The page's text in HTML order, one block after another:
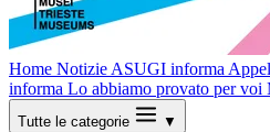
Home Notizie ASUGI informa
informa Lo abbiamo provato per voi
Tutte le categorie ▼